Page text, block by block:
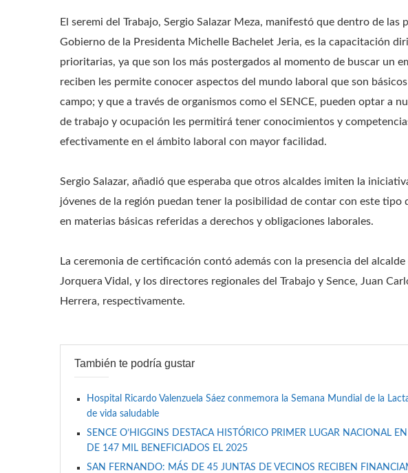
El seremi del Trabajo, Sergio Salazar Meza, manifestó que dentro de las
Gobierno de la Presidenta Michelle Bachelet Jeria, es la capacitación
prioritarias, ya que son los más postergados al momento de buscar un
reciben les permite conocer aspectos del mundo laboral que son
campo; y que a través de organismos como el SENCE, pueden optar a
de trabajo y ocupación les permitirá tener conocimientos y
efectivamente en el ámbito laboral con mayor facilidad.
Sergio Salazar, añadió que esperaba que otros alcaldes imiten la
jóvenes de la región puedan tener la posibilidad de contar con este tipo
en materias básicas referidas a derechos y obligaciones laborales.
La ceremonia de certificación contó además con la presencia del
Jorquera Vidal, y los directores regionales del Trabajo y Sence, Juan
Herrera, respectivamente.
También te podría gustar
Hospital Ricardo Valenzuela Sáez conmemora la Semana Mundial de la
de vida saludable
SENCE O’HIGGINS DESTACA HISTÓRICO PRIMER LUGAR NACIONAL
DE 147 MIL BENEFICIADOS EL 2025
SAN FERNANDO: MÁS DE 45 JUNTAS DE VECINOS RECIBEN